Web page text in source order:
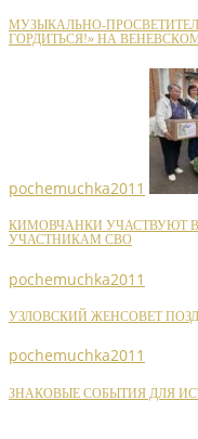
МУЗЫКАЛЬНО-
ГОРДИТЬСЯ!» НА
pochemuchka2011
КИМОВЧАНКИ УЧАСТВУЮТ
УЧАСТНИКАМ СВО
pochemuchka2011
УЗЛОВСКИЙ ЖЕНСОВЕТ
pochemuchka2011
ЗНАКОВЫЕ СОБЫТИЯ ДЛЯ